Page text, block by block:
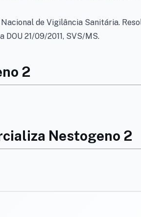
de Vigilância Sanitária.
21/09/2011, SVS/MS.
2
Nestogeno 2